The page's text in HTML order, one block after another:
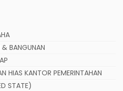
& BANGUNAN
KANTOR PEMERINTAHAN
STATE)